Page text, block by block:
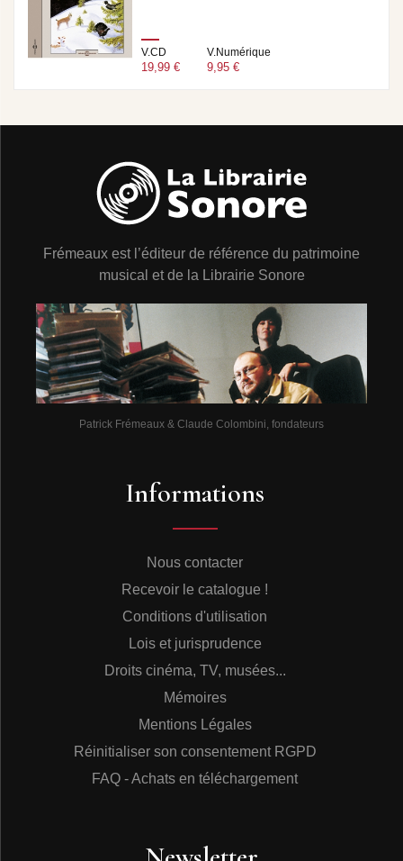
V.CD
19,99 €
V.Numérique
9,95 €
Frémeaux est l’éditeur de référence du patrimoine
musical et de la Librairie Sonore
Patrick Frémeaux & Claude Colombini, fondateurs
Informations
Nous contacter
Recevoir le catalogue !
Conditions d'utilisation
Lois et jurisprudence
Droits cinéma, TV, musées...
Mémoires
Mentions Légales
Réinitialiser son consentement RGPD
FAQ - Achats en téléchargement